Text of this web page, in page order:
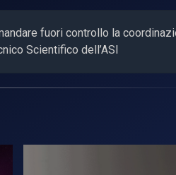
fuori controllo la
Scientifico dell’ASI